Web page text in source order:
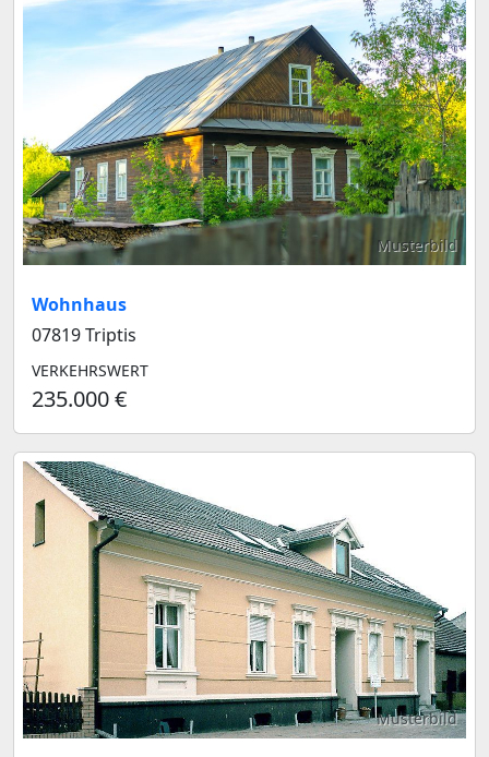
Musterbild
Wohnhaus
07819 Triptis
VERKEHRSWERT
235.000 €
Musterbild